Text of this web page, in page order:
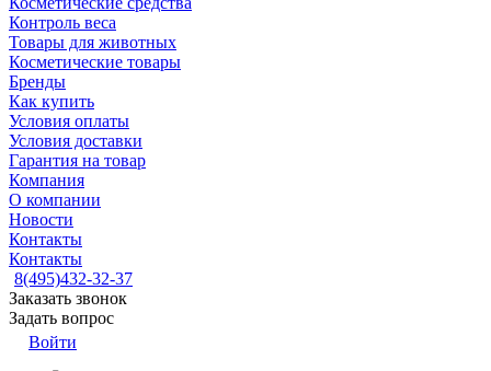
Контроль веса
Товары для животных
Косметические товары
Бренды
Как купить
Условия оплаты
Условия доставки
Гарантия на товар
Компания
О компании
Новости
Контакты
Контакты
8(495)432-32-37
Заказать звонок
Задать вопрос
Войти